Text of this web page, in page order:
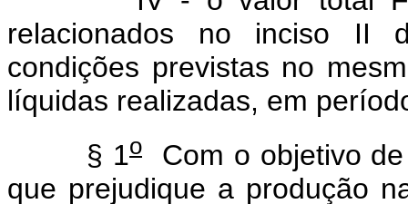
relacionados no inciso II
condições previstas no
líquidas realizadas, em
§ 1o
Com o objetivo
que prejudique a produção